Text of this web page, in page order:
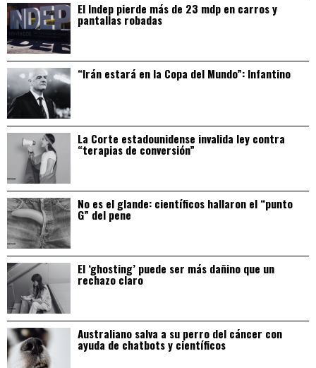
El Indep pierde más de 23 mdp en carros y
pantallas robadas
“Irán estará en la Copa del Mundo”: Infantino
La Corte estadounidense invalida ley contra
“terapias de conversión”
No es el glande: científicos hallaron el “punto
G” del pene
El ‘ghosting’ puede ser más dañino que un
rechazo claro
Australiano salva a su perro del cáncer con
ayuda de chatbots y científicos